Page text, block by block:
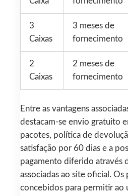
3
Caixas
3 meses de
fornecimento
2
Caixas
2 meses de
fornecimento
Entre as vantagens
destacam-se envio gratuito
pacotes, política de
satisfação por 60 dias e a
pagamento diferido através
associadas ao site oficial. Os
concebidos para permitir ao